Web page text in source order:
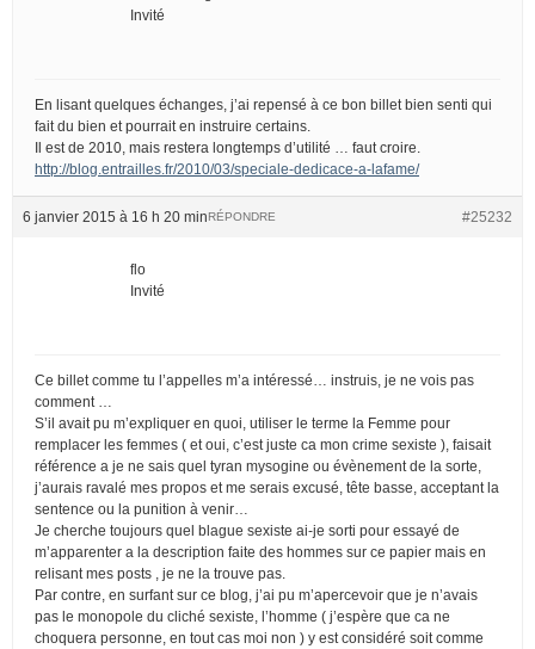
Invité
En lisant quelques échanges, j’ai repensé à ce bon billet bien senti qui
fait du bien et pourrait en instruire certains.
Il est de 2010, mais restera longtemps d’utilité … faut croire.
http://blog.entrailles.fr/2010/03/speciale-dedicace-a-lafame/
6 janvier 2015 à 16 h 20 min #25232
RÉPONDRE
flo
Invité
Ce billet comme tu l’appelles m’a intéressé… instruis, je ne vois pas
comment …
S’il avait pu m’expliquer en quoi, utiliser le terme la Femme pour
remplacer les femmes ( et oui, c’est juste ca mon crime sexiste ), faisait
référence a je ne sais quel tyran mysogine ou évènement de la sorte,
j’aurais ravalé mes propos et me serais excusé, tête basse, acceptant la
sentence ou la punition à venir…
Je cherche toujours quel blague sexiste ai-je sorti pour essayé de
m’apparenter a la description faite des hommes sur ce papier mais en
relisant mes posts , je ne la trouve pas.
Par contre, en surfant sur ce blog, j’ai pu m’apercevoir que je n’avais
pas le monopole du cliché sexiste, l’homme ( j’espère que ca ne
choquera personne, en tout cas moi non ) y est considéré soit comme